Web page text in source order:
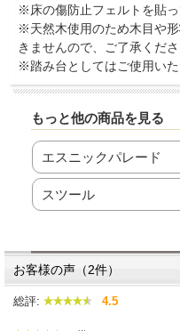
※床の傷防止フェルトを貼
※天然木使用のため木目や
きませんので、ご了承くだ
※踏み台としてはご使用い
もっと他の商品を見る
エスニックパレード
スツール
お客様の声（2件）
総評: 4.5